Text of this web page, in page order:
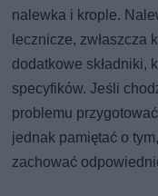
nalewka i krople.
lecznicze, zwłaszcza
dodatkowe składniki,
specyfików. Jeśli
problemu
jednak pamiętać o
zachować